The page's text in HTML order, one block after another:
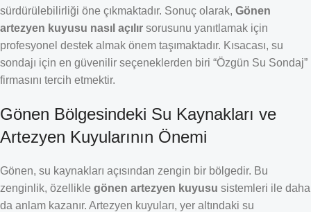
sürdürülebilirliği öne çıkmaktadır. Sonuç olarak, Gönen
artezyen kuyusu nasıl açılır sorusunu yanıtlamak için
profesyonel destek almak önem taşımaktadır. Kısacası, su
sondajı için en güvenilir seçeneklerden biri “Özgün Su Sondaj”
firmasını tercih etmektir.
Gönen Bölgesindeki Su Kaynakları ve
Artezyen Kuyularının Önemi
Gönen, su kaynakları açısından zengin bir bölgedir. Bu
zenginlik, özellikle gönen artezyen kuyusu sistemleri ile daha
da anlam kazanır. Artezyen kuyuları, yer altındaki su